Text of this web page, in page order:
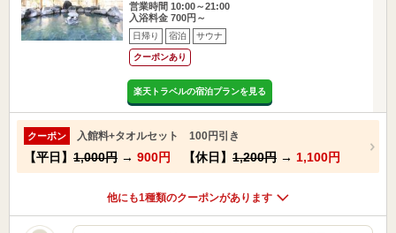
営業時間 10:00～21:00
入浴料金 700円～
日帰り 宿泊 サウナ
クーポンあり
楽天トラベルの宿泊プランを見る
クーポン 入館料+タオルセット 100円引き
【平日】 1,000円 → 900円 【休日】 1,200円 → 1,100円
他にも1種類のクーポンがあります